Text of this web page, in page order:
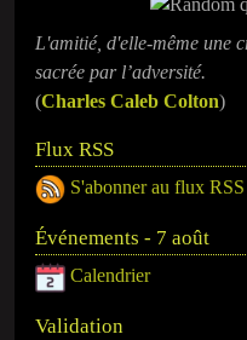
L'amitié, d'elle-même une
sacrée par l’adversité.
(Charles Caleb Colton)
Flux RSS
S'abonner au flux RSS
Événements - 7 août
Calendrier
Validation